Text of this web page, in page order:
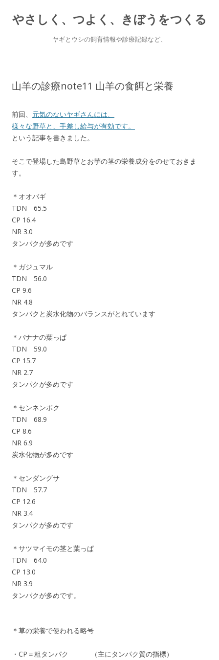
やさしく、つよく、きぼうをつくる
ヤギとウシの飼育情報や診療記録など、
山羊の診療note11 山羊の食餌と栄養
前回、 元気のないヤギさんには、
様々な野草と、手差し給与が有効です。
という記事を書きました。
そこで登場した島野草とお芋の茎の栄養成分をのせておきま
す。
＊オオバギ
TDN 65.5
CP 16.4
NR 3.0
タンパクが多めです
＊ガジュマル
TDN 56.0
CP 9.6
NR 4.8
タンパクと炭水化物のバランスがとれています
＊バナナの葉っぱ
TDN 59.0
CP 15.7
NR 2.7
タンパクが多めです
＊センネンボク
TDN 68.9
CP 8.6
NR 6.9
炭水化物が多めです
＊センダングサ
TDN 57.7
CP 12.6
NR 3.4
タンパクが多めです
＊サツマイモの茎と葉っぱ
TDN 64.0
CP 13.0
NR 3.9
タンパクが多めです。
＊草の栄養で使われる略号
・CP＝粗タンパク （主にタンパク質の指標）